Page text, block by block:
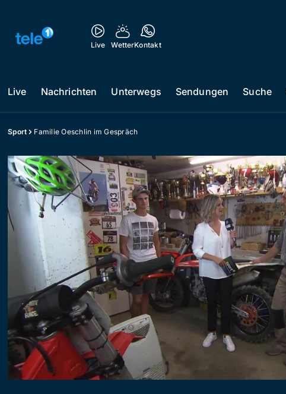
Live WetterKontakt
Live Nachrichten Unterwegs Sendungen Suche
Sport Familie Oeschlin im Gespräch